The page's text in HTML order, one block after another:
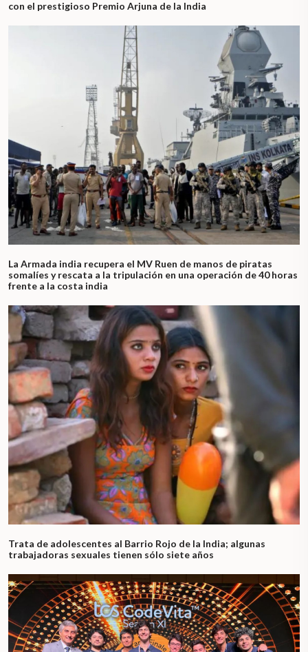
con el prestigioso Premio Arjuna de la India
La Armada india recupera el MV Ruen de manos de piratas
somalíes y rescata a la tripulación en una operación de 40 horas
frente a la costa india
Trata de adolescentes al Barrio Rojo de la India; algunas
trabajadoras sexuales tienen sólo siete años